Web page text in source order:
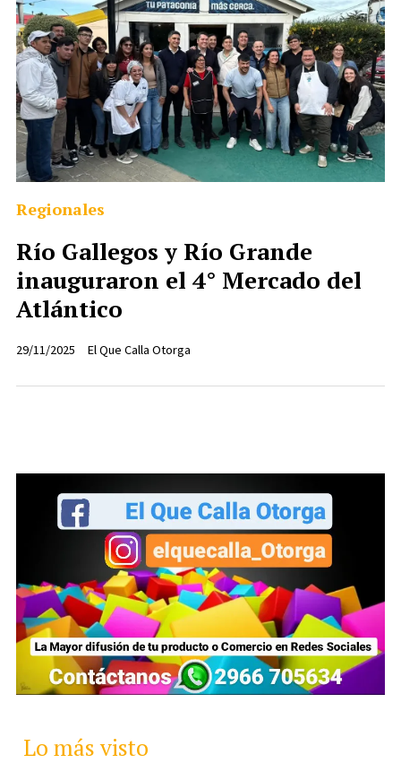
Río Gallegos y Río Grande
inauguraron el 4° Mercado del
Atlántico
El Que Calla Otorga
Regionales
29/11/2025
Lo más visto